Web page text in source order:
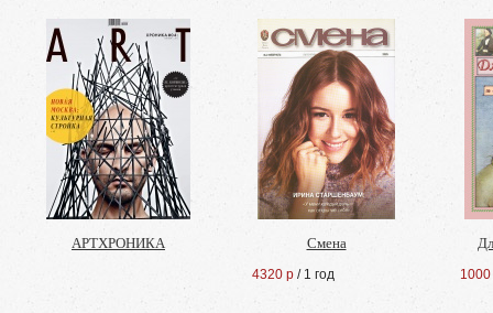
АРТХРОНИКА Смена
4320 р / 1 год 1000